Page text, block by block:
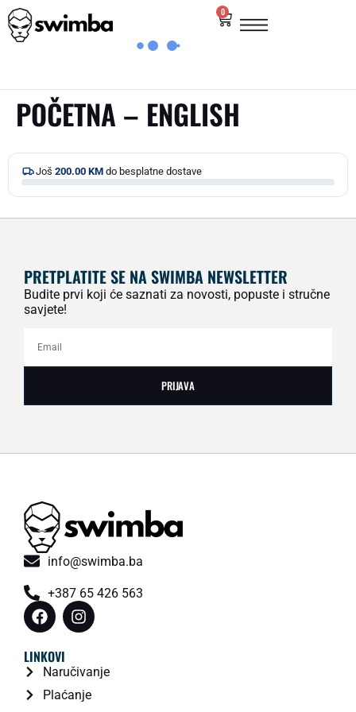
0
POČETNA – ENGLISH
Još 200.00 KM do besplatne dostave
PRETPLATITE SE NA SWIMBA NEWSLETTER
Budite prvi koji će saznati za novosti, popuste i stručne
savjete!
PRIJAVA
info@swimba.ba
+387 65 426 563
LINKOVI
Naručivanje
Plaćanje